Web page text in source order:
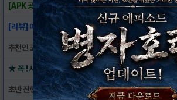
[APK 공유] 마블 워오브 히어로즈 apk
[리뷰] 마블사의 슈퍼영웅들이 집결! 마블 워..
추천인 코드 홍보하는 공간
★ 꼭 ! 시작하기전에 읽자 !! 각종TIP ..
초반 진행법과 메뉴 설명 입니다~^^~ (수정..